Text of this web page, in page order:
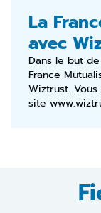
La
avec
Dans le but
France
Wiztrust.
site